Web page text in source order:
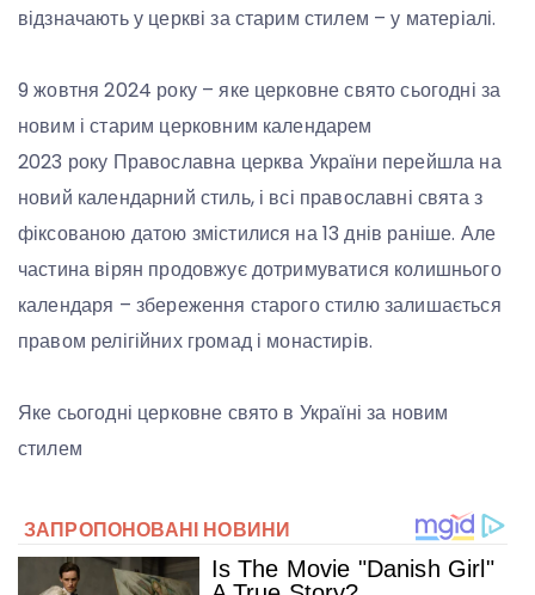
відзначають у церкві за старим стилем – у матеріалі.
9 жовтня 2024 року – яке церковне свято сьогодні за
новим і старим церковним календарем
2023 року Православна церква України перейшла на
новий календарний стиль, і всі православні свята з
фіксованою датою змістилися на 13 днів раніше. Але
частина вірян продовжує дотримуватися колишнього
календаря – збереження старого стилю залишається
правом релігійних громад і монастирів.
Яке сьогодні церковне свято в Україні за новим
стилем